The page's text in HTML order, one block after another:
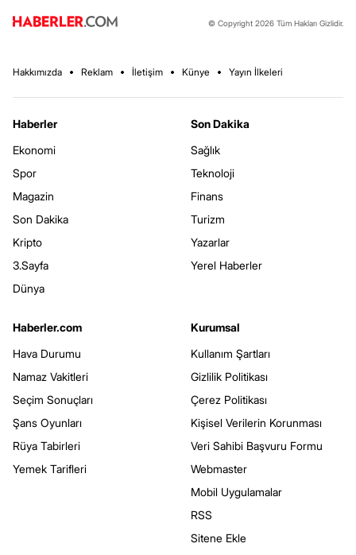
© Copyright 2026 Tüm Hakları Gizlidir.
Hakkımızda Reklam İletişim Künye Yayın İlkeleri
Haberler
Ekonomi
Spor
Magazin
Son Dakika
Kripto
3.Sayfa
Dünya
Son Dakika
Sağlık
Teknoloji
Finans
Turizm
Yazarlar
Yerel Haberler
Haberler.com
Hava Durumu
Namaz Vakitleri
Seçim Sonuçları
Şans Oyunları
Rüya Tabirleri
Yemek Tarifleri
Kurumsal
Kullanım Şartları
Gizlilik Politikası
Çerez Politikası
Kişisel Verilerin Korunması
Veri Sahibi Başvuru Formu
Webmaster
Mobil Uygulamalar
RSS
Sitene Ekle